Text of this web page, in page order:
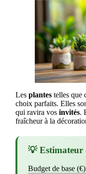
Les plantes telles que
choix parfaits. Elles
qui ravira vos invités.
fraîcheur à la
💡 Estimateur
Budget de base (€)